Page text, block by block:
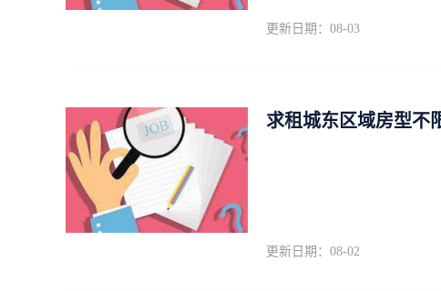
更新日期：08-03
求租城东区域房型不
更新日期：08-02